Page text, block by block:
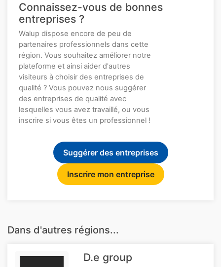
Connaissez-vous de bonnes
entreprises ?
Walup dispose encore de peu de
partenaires professionnels dans cette
région. Vous souhaitez améliorer notre
plateforme et ainsi aider d'autres
visiteurs à choisir des entreprises de
qualité ? Vous pouvez nous suggérer
des entreprises de qualité avec
lesquelles vous avez travaillé, ou vous
inscrire si vous êtes un professionnel !
Suggérer des entreprises
Inscrire mon entreprise
Dans d'autres régions...
D.e group